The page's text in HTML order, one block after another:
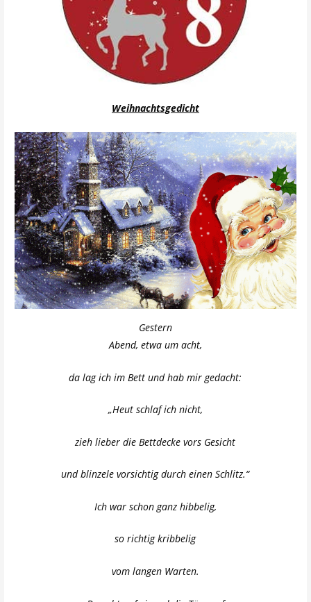
Weihnachtsgedicht
Gestern
Abend, etwa um acht,
da lag ich im Bett und hab mir gedacht:
„Heut schlaf ich nicht,
zieh lieber die Bettdecke vors Gesicht
und blinzele vorsichtig durch einen Schlitz.“
Ich war schon ganz hibbelig,
so richtig kribbelig
vom langen Warten.